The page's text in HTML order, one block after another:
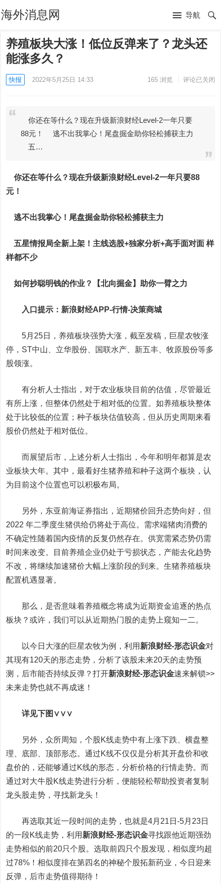
海外消息网 导航
养殖板块大涨！低位反弹来了？龙头还
能涨多久？
快报 2022年5月25日 14:33 165浏览 评论已关闭
你还在等什么？现在升级新浪财经Level-2一年只要
88元！ 逃不出我掌心！尾盘掘金助你轻松捕获主力
五…
你还在等什么？现在升级新浪财经Level-2一年只要88
元！
逃不出我掌心！尾盘掘金助你轻松捕获主力
五星情报局全新上架！主线选股+独家分析+高手面对面 样
样都不少
如何抄聪明钱的作业？【北向掘金】助你一臂之力
入口提示：新浪财经APP-行情-决策商城
5月25日，养殖板块强势大涨，截至发稿， 巨星农牧涨
停，ST中山、 立华股份 国联水产 新五丰 、牧原股份等多
股领涨。
有分析人士指出，对于农业板块目前的估值，尽管最近
有所上涨，但整体仍然处于相对低的位置。如养殖板块整体
处于比较低的位置；种子板块估值较高，但从历史周期来看
股价仍然处于相对低位。
而展望后市，上述分析人士指出，今年和明年都算是农
业板块大年。其中，最看好生猪养殖和种子这两个板块，认
为目前这个位置也可以积极布局。
另外，东亚前海证券指出，近期猪价回升态势向好，但
2022 年二季度生猪供给仍将处于高位。需求端猪肉消费的
不确定性随着国内疫情的反复仍然存在。供宽需紧态势仍需
时间来改变。目前养殖企业仍处于亏损状态，产能去化趋势
不改，将继续加速猪价大幅上涨阶段的到来。生猪养殖板块
配置机遇显著。
那么，是否意味着养殖概念将成为近期资金追逐的热点
板块？或许，我们可以从近期热门股的走势上窥知一二。
以今日大涨的巨星农牧为例，利用 新浪财经-形态识金对
其现有120天的形态走势，分析了该股未来20天的走势预
测，后市能否持续反弹？打开新浪财经-形态识金速来解锁>>
未来走势也就不再成迷！
详见下图∨∨∨
另外，众所周知，个股K线走势中有上涨下跌、横盘整
理、底部、顶部形态。通过K线不仅仅是分析其开盘价和收
盘价的，还能够通过K线的形态，分析价格的行情走势。而
通过对大牛股K线走势进行分析，便能轻松帮助投资者复制
龙头股走势，寻找新龙头！
再选取其近一段时间的走势，也就是4月21日-5月23日
的一段K线走势，利用 新浪财经-形态识金寻找跟他近期强劲
走势相似的前20只个股。选取前四只个股发现，相似度均超
过78%！相似度排在第四名的神秘个股拓新药业 ，今日迎来
反弹，后市走势值得期待！